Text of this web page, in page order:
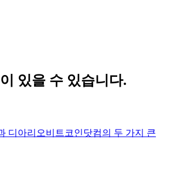
있을 수 있습니다.
디아리오비트코인닷컴의 두 가지 큰